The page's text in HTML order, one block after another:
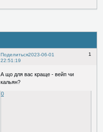
Поделиться 1
2023-06-01
22:51:19
А що для вас краще - вейп чи
кальян?
0